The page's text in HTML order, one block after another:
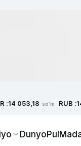
:14 053,18 so'm RUB :
DunyoPul